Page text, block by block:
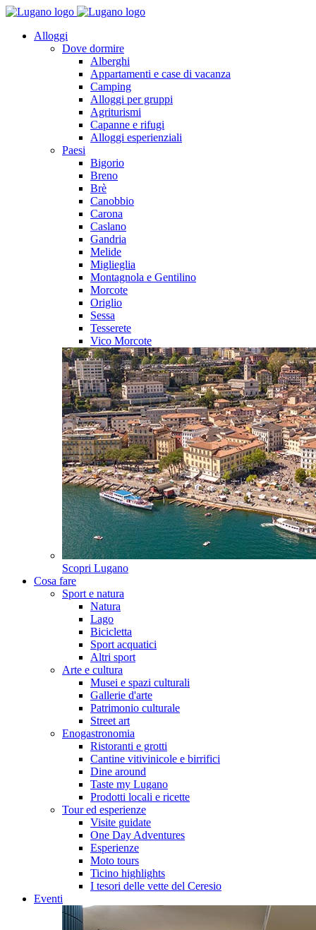
Alloggi
Dove dormire
Alberghi
Appartamenti e case di vacanza
Camping
Alloggi per gruppi
Agriturismi
Capanne e rifugi
Alloggi esperienziali
Paesi
Bigorio
Breno
Brè
Canobbio
Carona
Caslano
Gandria
Melide
Miglieglia
Montagnola e Gentilino
Morcote
Origlio
Sessa
Tesserete
Vico Morcote
Scopri Lugano
Cosa fare
Sport e natura
Natura
Lago
Bicicletta
Sport acquatici
Altri sport
Arte e cultura
Musei e spazi culturali
Gallerie d'arte
Patrimonio culturale
Street art
Enogastronomia
Ristoranti e grotti
Cantine vitivinicole e birrifici
Dine around
Taste my Lugano
Prodotti locali e ricette
Tour ed esperienze
Visite guidate
One Day Adventures
Esperienze
Moto tours
Ticino highlights
I tesori delle vette del Ceresio
Eventi